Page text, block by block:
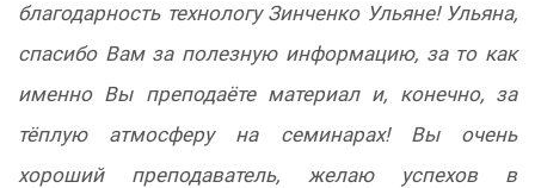
благодарность технологу Зинченко Ульяне! Ульяна,
спасибо Вам за полезную информацию, за то как
именно Вы преподаёте материал и, конечно, за
тёплую атмосферу на семинарах! Вы очень
хороший преподаватель, желаю успехов в